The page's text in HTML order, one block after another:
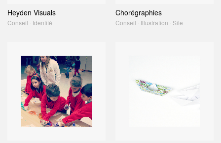
Heyden Visuals
Conseil · Identité
Chorégraphies
Conseil · Illustration · Site